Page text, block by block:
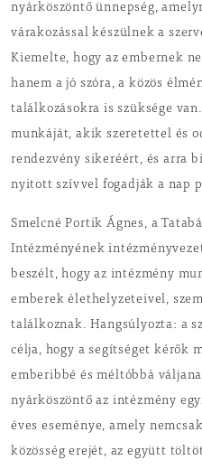
nyárköszöntő ünnepség,
várakozással készülnek a
Kiemelte, hogy az embernek
hanem a jó szóra, a közös
találkozásokra is szüksége
munkáját, akik szeretettel és
rendezvény sikeréért, és arra
nyitott szívvel fogadják a nap
Smelcné Portik Ágnes, a
Intézményének
beszélt, hogy az intézmény
emberek élethelyzeteivel,
találkoznak. Hangsúlyozta: a
célja, hogy a segítséget kérők
emberibbé és méltóbbá
nyárköszöntő az intézmény
éves eseménye, amely
közösség erejét, az együtt